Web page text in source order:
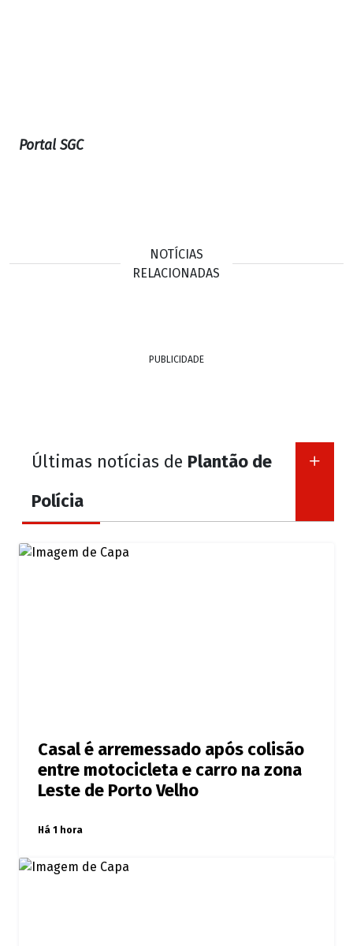
Portal SGC
NOTÍCIAS
RELACIONADAS
PUBLICIDADE
Últimas notícias de Plantão de
Polícia
Casal é arremessado após colisão
entre motocicleta e carro na zona
Leste de Porto Velho
Há 1 hora